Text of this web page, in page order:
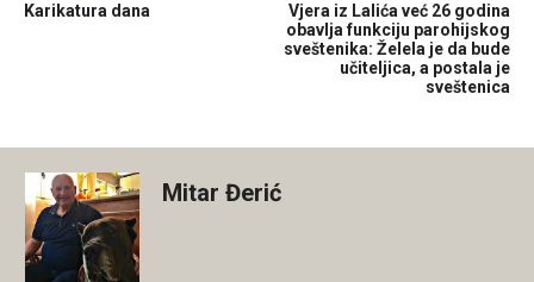
Karikatura dana
Vjera iz Lalića već 26 godina
obavlja funkciju parohijskog
sveštenika: Želela je da bude
učiteljica, a postala je
sveštenica
Mitar Đerić